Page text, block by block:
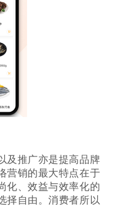
及推广亦是提高品牌
营销的最大特点在于
化、效益与效率化的
择自由。消费者所以